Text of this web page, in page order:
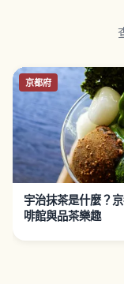
京都府
宇治抹茶是什麼？
啡館與品茶樂趣